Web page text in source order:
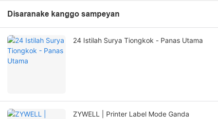
Disaranake kanggo sampeyan
24 Istilah Surya Tiongkok - Panas Utama
ZYWELL | Printer Label Mode Ganda